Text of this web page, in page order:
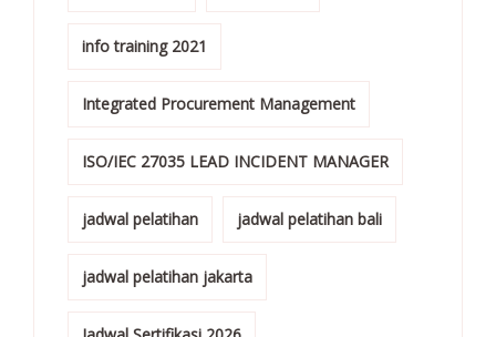
info training 2021
Integrated Procurement Management
ISO/IEC 27035 LEAD INCIDENT MANAGER
jadwal pelatihan jadwal pelatihan bali
jadwal pelatihan jakarta